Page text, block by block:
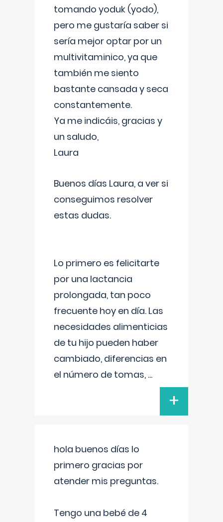
tomando yoduk (yodo),
pero me gustaría saber si
sería mejor optar por un
multivitaminico, ya que
también me siento
bastante cansada y seca
constantemente.
Ya me indicáis, gracias y
un saludo,
Laura
Buenos días Laura, a ver si
conseguimos resolver
estas dudas.
Lo primero es felicitarte
por una lactancia
prolongada, tan poco
frecuente hoy en día. Las
necesidades alimenticias
de tu hijo pueden haber
cambiado, diferencias en
el número de tomas, ...
+
hola buenos días lo
primero gracias por
atender mis preguntas.
Tengo una bebé de 4